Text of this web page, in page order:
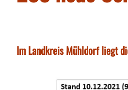
Im Landkreis Mühldorf liegt